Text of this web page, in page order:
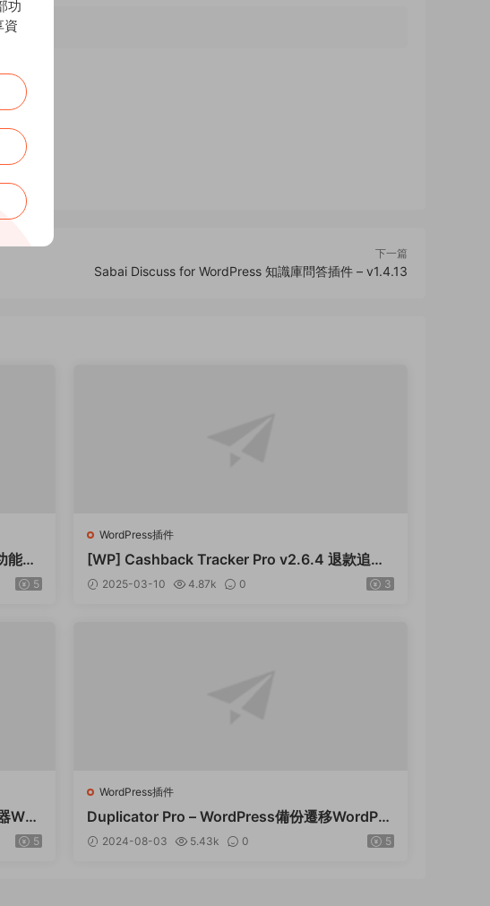
明出處。
下一篇
Sabai Discuss for WordPress 知識庫問答插件 – v1.4.13
能強
5
WordPress插件
[WP] Cashback Tracker Pro v2.6.4 退款追蹤
器插件下載
2025-03-10 4.87k 0 3
Wor
5
WordPress插件
Duplicator Pro – WordPress備份遷移WordPre
ss插件 – v4.5.15
2024-08-03 5.43k 0 5
功
資